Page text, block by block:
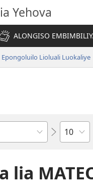
Yehova
ALONGISO
Epongoluilo Lioluali Luokaliye
Ocipama
lia